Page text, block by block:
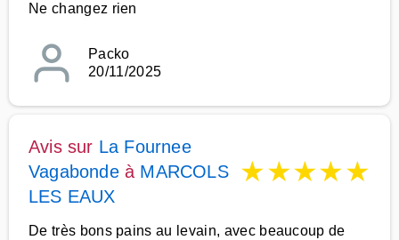
Ne changez rien
Packo
20/11/2025
Avis sur La Fournee
Vagabondeà MARCOLS
LES EAUX
★★★★★
De très bons pains au levain, avec beaucoup de